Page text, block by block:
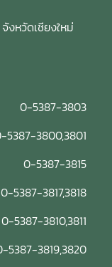
งหวัดเชียงใหม่
0-5387-3803
5387-3800,3801
0-5387-3815
0-5387-3817,3818
0-5387-3810,3811
5387-3819,3820